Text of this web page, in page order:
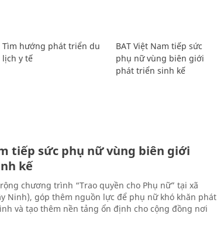
Tìm hướng phát triển du
lịch y tế
BAT Việt Nam tiếp sức
phụ nữ vùng biên giới
phát triển sinh kế
tiếp sức phụ nữ vùng biên giới
kế
chương trình “Trao quyền cho Phụ nữ” tại xã
Ninh), góp thêm nguồn lực để phụ nữ khó khăn phát
và tạo thêm nền tảng ổn định cho cộng đồng nơi